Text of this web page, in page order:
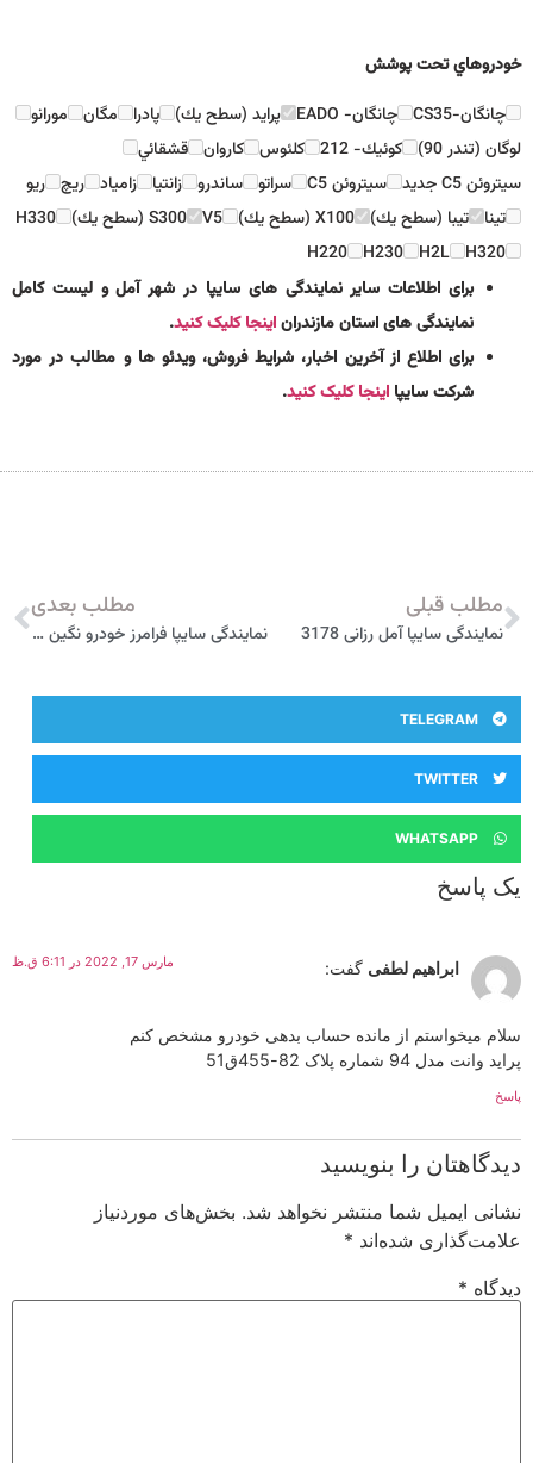
خودروهاي تحت پوشش
چانگان-CS35
چانگان- EADO پرايد (سطح يك) پادرا مگان مورانو
لوگان (تندر 90)
كوئيك- 212 كلئوس كاروان قشقائي
سيتروئن C5 جديد
سيتروئن C5 سراتو ساندرو زانتيا زامياد ريچ ريو
تينا تيبا (سطح يك) X100 (سطح يك) V5 S300 (سطح يك)
H330
H320
H2L
H230
H220
برای اطلاعات سایر نمایندگی های سایپا در شهر آمل و لیست کامل
نمایندگی های استان مازندراناینجا کلیک کنید.
برای اطلاع از آخرین اخبار، شرایط فروش، ویدئو ها و مطالب در مورد
شرکت سایپااینجا کلیک کنید.
مطلب قبلی
نمایندگی سایپا آمل رزانی 3178
مطلب بعدی
نمایندگی سایپا فرامرز خودرو نگين آمل 5580
TELEGRAM
TWITTER
WHATSAPP
یک پاسخ
ابراهیم لطفی گفت: مارس 17, 2022 در 6:11 ق.ظ
سلام میخواستم از مانده حساب بدهی خودرو مشخص کنم
پراید وانت مدل 94 شماره پلاک 82-455ق51
پاسخ
دیدگاهتان را بنویسید
نشانی ایمیل شما منتشر نخواهد شد. بخش‌های موردنیاز
علامت‌گذاری شده‌اند*
دیدگاه*